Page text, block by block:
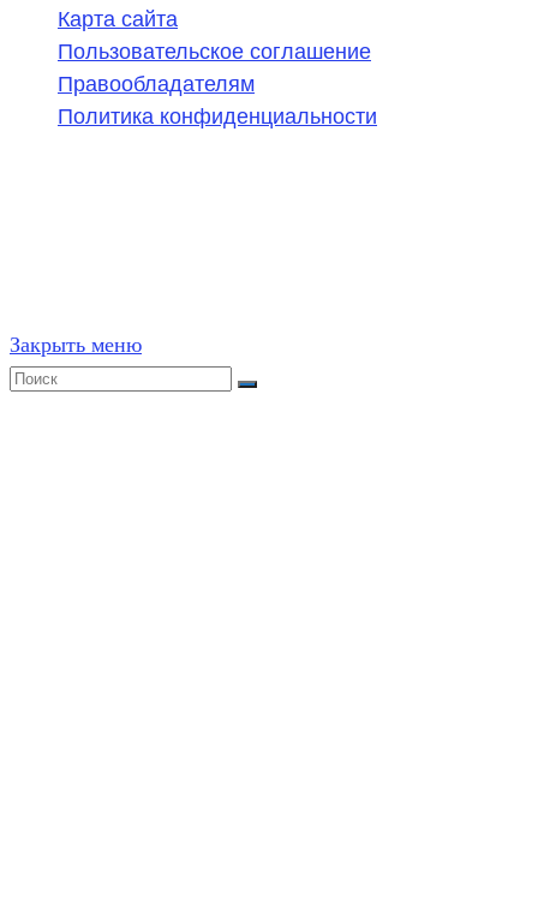
Карта сайта
Пользовательское соглашение
Правообладателям
Политика конфиденциальности
Закрыть меню